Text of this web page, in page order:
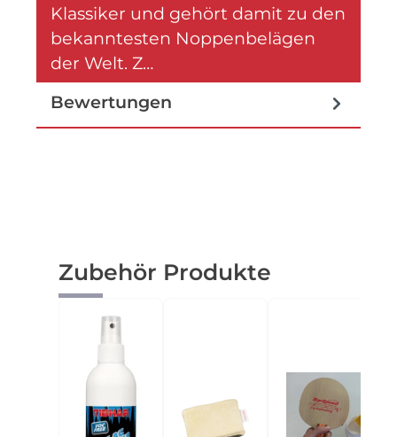
Klassiker und gehört damit zu den
bekanntesten Noppenbelägen
der Welt. Z…
Bewertungen
Produktgalerie überspringen
Zubehör Produkte